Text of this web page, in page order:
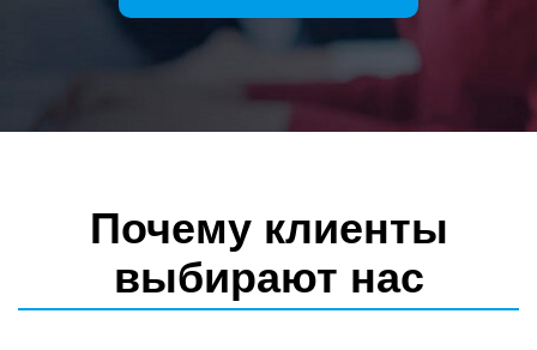
Почему клиенты
выбирают нас